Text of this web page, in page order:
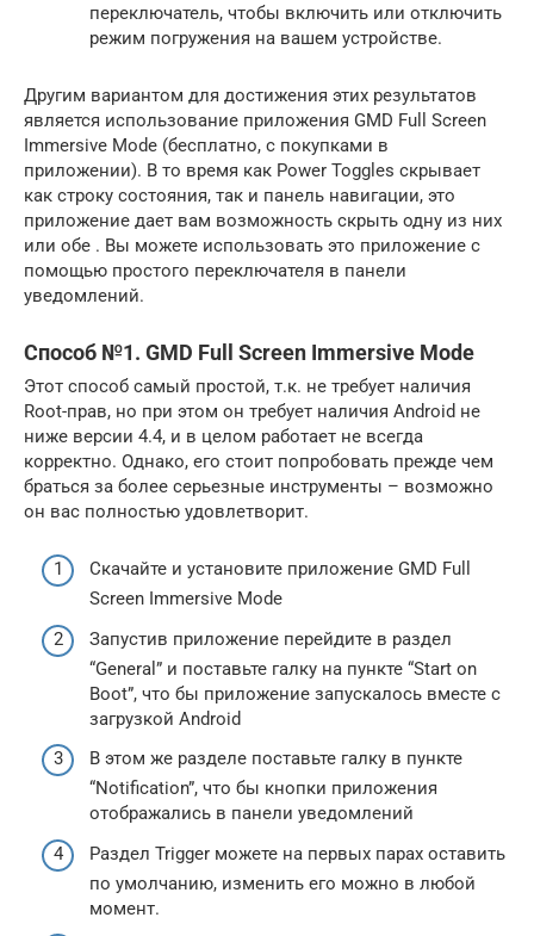
переключатель, чтобы включить или отключить
режим погружения на вашем устройстве.
Другим вариантом для достижения этих результатов
является использование приложения GMD Full Screen
Immersive Mode (бесплатно, с покупками в
приложении). В то время как Power Toggles скрывает
как строку состояния, так и панель навигации, это
приложение дает вам возможность скрыть одну из них
или обе . Вы можете использовать это приложение с
помощью простого переключателя в панели
уведомлений.
Способ №1. GMD Full Screen Immersive Mode
Этот способ самый простой, т.к. не требует наличия
Root-прав, но при этом он требует наличия Android не
ниже версии 4.4, и в целом работает не всегда
корректно. Однако, его стоит попробовать прежде чем
браться за более серьезные инструменты – возможно
он вас полностью удовлетворит.
Скачайте и установите приложение GMD Full
Screen Immersive Mode
Запустив приложение перейдите в раздел
“General” и поставьте галку на пункте “Start on
Boot”, что бы приложение запускалось вместе с
загрузкой Android
В этом же разделе поставьте галку в пункте
“Notification”, что бы кнопки приложения
отображались в панели уведомлений
Раздел Trigger можете на первых парах оставить
по умолчанию, изменить его можно в любой
момент.